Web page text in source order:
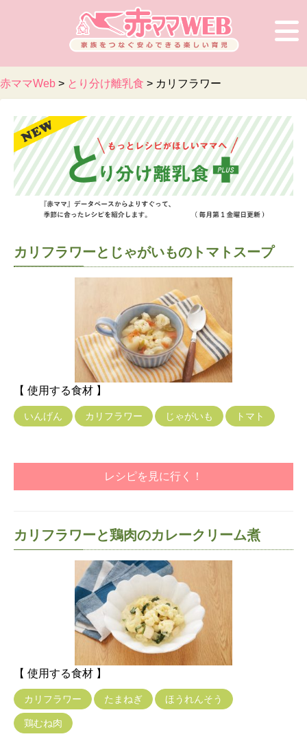
赤ママWeb > とり分け離乳食 > カリフラワー
カリフラワーとじゃがいものトマトスープ
【 使用する食材 】
いんげん カリフラワー じゃがいも トマト
レシピを見に行く！
カリフラワーと鶏肉のカレークリーム煮
【 使用する食材 】
カリフラワー たまねぎ ほうれんそう
鶏むね肉